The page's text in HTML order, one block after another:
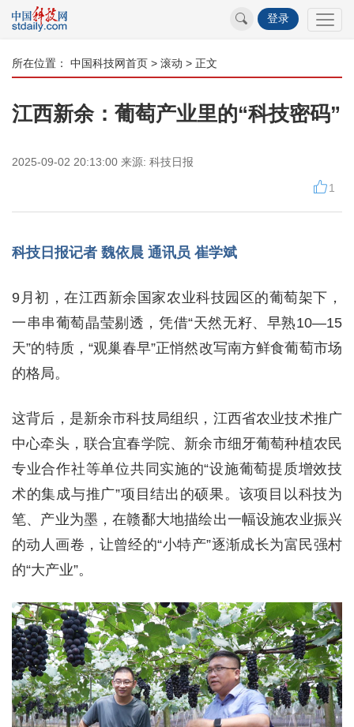
登录
所在位置： 中国科技网首页 > 滚动 > 正文
江西新余：葡萄产业里的“科技密码”
2025-09-02 20:13:00 来源: 科技日报
1
科技日报记者 魏依晨 通讯员 崔学斌
9月初，在江西新余国家农业科技园区的葡萄架下，
一串串葡萄晶莹剔透，凭借“天然无籽、早熟10—15
天”的特质，“观巢春早”正悄然改写南方鲜食葡萄市场
的格局。
这背后，是新余市科技局组织，江西省农业技术推广
中心牵头，联合宜春学院、新余市细牙葡萄种植农民
专业合作社等单位共同实施的“设施葡萄提质增效技
术的集成与推广”项目结出的硕果。该项目以科技为
笔、产业为墨，在赣鄱大地描绘出一幅设施农业振兴
的动人画卷，让曾经的“小特产”逐渐成长为富民强村
的“大产业”。